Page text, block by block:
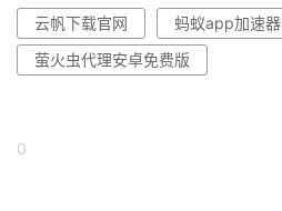
云帆下载官网
蚂蚁app加速器
萤火虫代理安卓免费版
0